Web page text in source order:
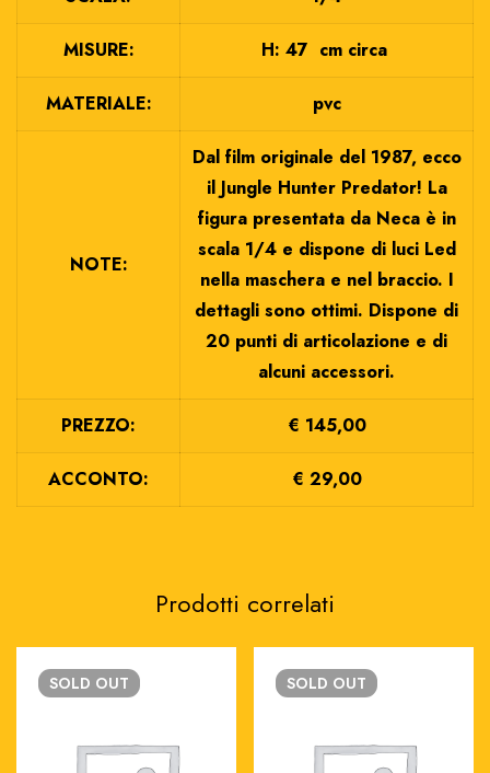
MISURE: H: 47 cm circa
MATERIALE: pvc
NOTE:
Dal film originale del 1987, ecco
il Jungle Hunter Predator! La
figura presentata da Neca è in
scala 1/4 e dispone di luci Led
nella maschera e nel braccio. I
dettagli sono ottimi. Dispone di
20 punti di articolazione e di
alcuni accessori.
PREZZO: € 145,00
ACCONTO: € 29,00
Prodotti correlati
SOLD OUT SOLD OUT